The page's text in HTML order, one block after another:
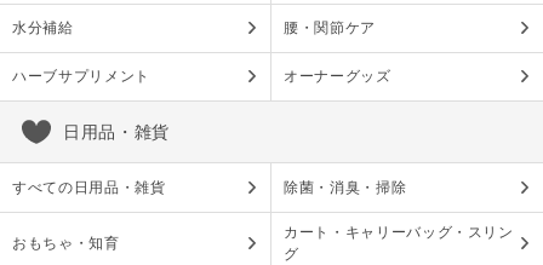
水分補給 腰・関節ケア
ハーブサプリメント オーナーグッズ
日用品・雑貨
すべての日用品・雑貨 除菌・消臭・掃除
おもちゃ・知育
カート・キャリーバッグ・スリン
グ